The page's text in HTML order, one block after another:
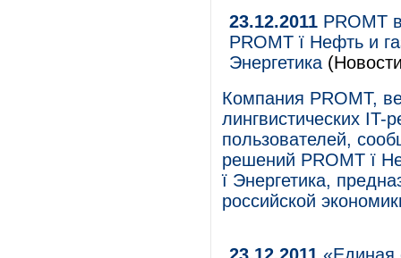
23.12.2011 PROMT
PROMT ї Нефть и
Энергетика
Компания PROMT,
лингвистических
пользователей,
решений PROMT ї
ї Энергетика,
российской